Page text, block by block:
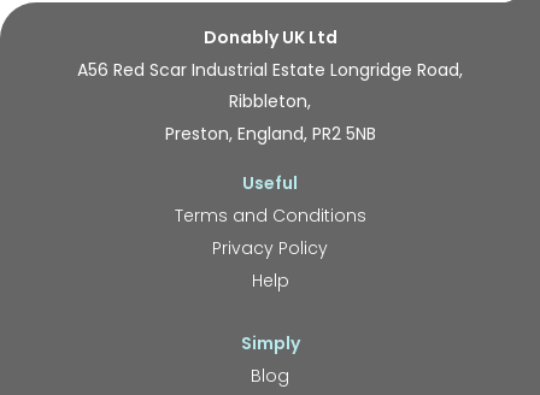
Donably UK Ltd
A56 Red Scar Industrial Estate Longridge Road,
Ribbleton,
Preston, England, PR2 5NB
Useful
Terms and Conditions
Privacy Policy
Help
Simply
Blog